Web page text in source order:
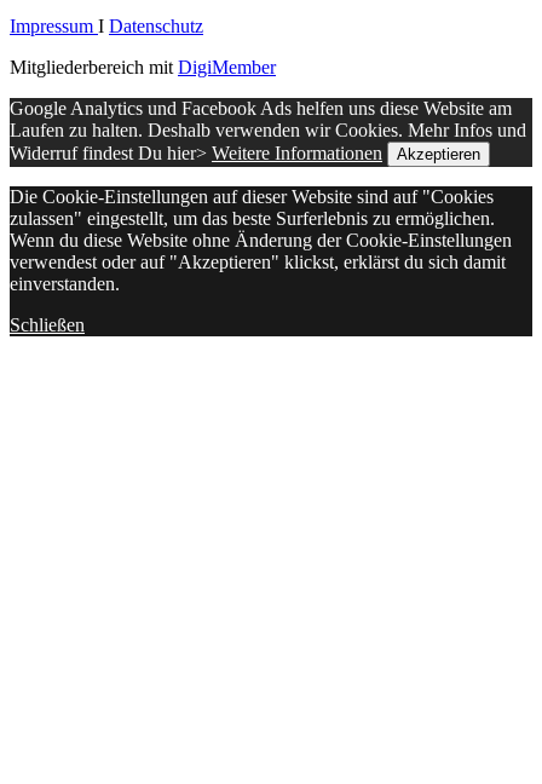
Impressum I Datenschutz
Mitgliederbereich mit DigiMember
Google Analytics und Facebook Ads helfen uns diese Website am
Laufen zu halten. Deshalb verwenden wir Cookies. Mehr Infos und
Widerruf findest Du hier> Weitere Informationen Akzeptieren
Die Cookie-Einstellungen auf dieser Website sind auf "Cookies
zulassen" eingestellt, um das beste Surferlebnis zu ermöglichen.
Wenn du diese Website ohne Änderung der Cookie-Einstellungen
verwendest oder auf "Akzeptieren" klickst, erklärst du sich damit
einverstanden.
Schließen